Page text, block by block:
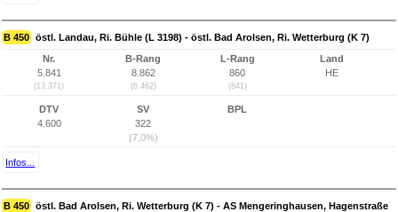
B 450 östl. Landau, Ri. Bühle (L 3198) - östl. Bad Arolsen, Ri. Wetterburg (K 7)
Nr.
5.841
(13.371)
B-Rang
8.862
(6.462)
L-Rang
860
(841)
Land
HE
DTV
4.600
SV
322
(7,0%)
BPL
Infos...
B 450 östl. Bad Arolsen, Ri. Wetterburg (K 7) - AS Mengeringhausen, Hagenstraße